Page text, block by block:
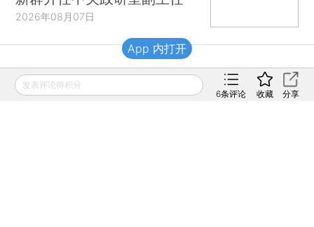
2026年08月07日
财新移动
发表评论得积分
6条评论 收藏 分享
App 内打开